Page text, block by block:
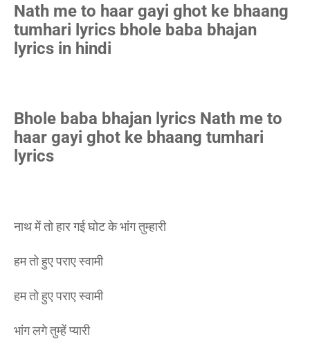
Nath me to haar gayi ghot ke bhaang
tumhari lyrics bhole baba bhajan
lyrics in hindi
Bhole baba bhajan lyrics Nath me to
haar gayi ghot ke bhaang tumhari
lyrics
नाथ में तो हार गई घोट के भांग तुम्हारी
हम तो हुए पराए स्वामी
हम तो हुए पराए स्वामी
भांग लगे तुम्हें प्यारी